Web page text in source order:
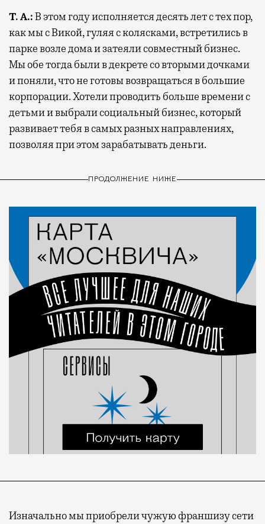
Т. А.:В этом году исполняется десять лет с тех пор,
как мы с Викой, гуляя с колясками, встретились в
парке возле дома и затеяли совместный бизнес.
Мы обе тогда были в декрете со вторыми дочками
и поняли, что не готовы возвращаться в большие
корпорации. Хотели проводить больше времени с
детьми и выбрали социальный бизнес, который
развивает тебя в самых разных направлениях,
позволяя при этом зарабатывать деньги.
ПРОДОЛЖЕНИЕ НИЖЕ
Изначально мы приобрели чужую франшизу сети